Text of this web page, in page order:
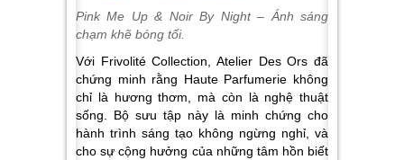
Pink Me Up & Noir By Night – Ánh sáng
chạm khẽ bóng tối.
Với Frivolité Collection, Atelier Des Ors đã
chứng minh rằng Haute Parfumerie không
chỉ là hương thơm, mà còn là nghệ thuật
sống. Bộ sưu tập này là minh chứng cho
hành trình sáng tạo không ngừng nghỉ, và
cho sự cộng hưởng của những tâm hồn biết